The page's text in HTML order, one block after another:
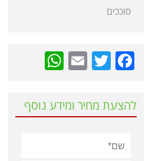
סוככים
Facebook
Twitter
Email
להצעת מחיר ומידע נוסף